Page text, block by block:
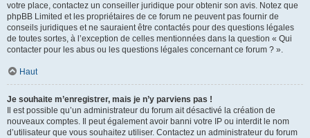
votre place, contactez un conseiller juridique pour obtenir son avis. Notez que
phpBB Limited et les propriétaires de ce forum ne peuvent pas fournir de
conseils juridiques et ne sauraient être contactés pour des questions légales
de toutes sortes, à l’exception de celles mentionnées dans la question « Qui
contacter pour les abus ou les questions légales concernant ce forum ? ».
Haut
Je souhaite m’enregistrer, mais je n’y parviens pas !
Il est possible qu’un administrateur du forum ait désactivé la création de
nouveaux comptes. Il peut également avoir banni votre IP ou interdit le nom
d’utilisateur que vous souhaitez utiliser. Contactez un administrateur du forum